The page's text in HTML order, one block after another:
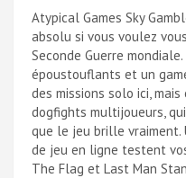
Atypical Games Sky
absolu si vous voulez
Seconde Guerre
époustouflants et un
des missions solo ici,
dogfights multijoueurs,
que le jeu brille vraiment.
de jeu en ligne testent
The Flag et Last Man